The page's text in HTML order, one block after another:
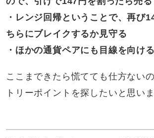
・レンジ回帰ということで、再び
ちらにブレイクするか見守る
・ほかの通貨ペアにも目線を向ける
ここまできたら慌てても仕方ない
トリーポイントを探したいと思いま